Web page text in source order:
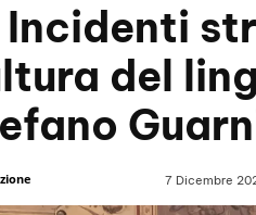
Incidenti
del
7 Dicembre